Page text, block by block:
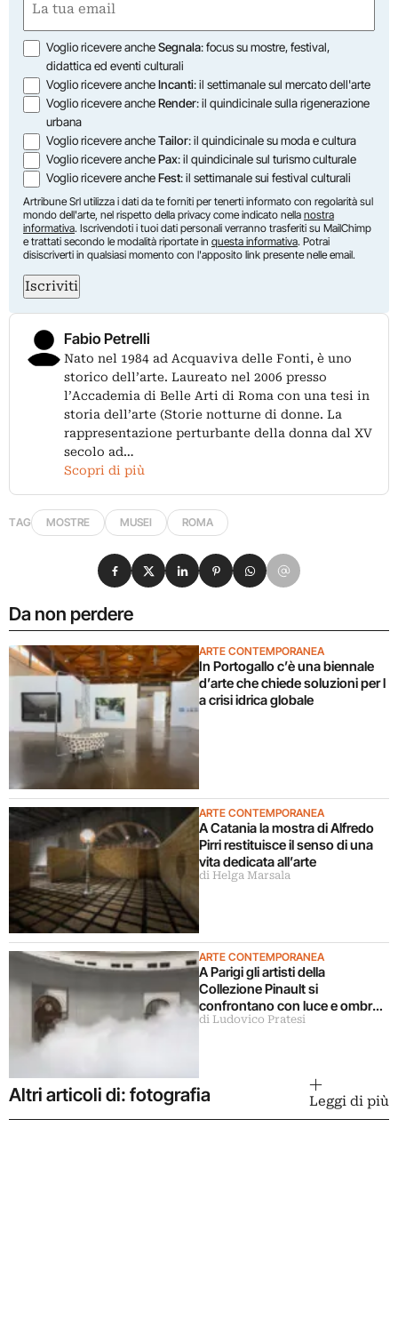
(Obbligatorio)
Opzioni
Voglio ricevere ancheSegnala: focus su mostre, festival,
didattica ed eventi culturali
Voglio ricevere ancheIncanti: il settimanale sul mercato dell'arte
Voglio ricevere ancheRender: il quindicinale sulla rigenerazione
urbana
Voglio ricevere ancheTailor: il quindicinale su moda e cultura
Voglio ricevere anchePax: il quindicinale sul turismo culturale
Voglio ricevere ancheFest: il settimanale sui festival culturali
Artribune Srl utilizza i dati da te forniti per tenerti informato con regolarità sul
mondo dell'arte, nel rispetto della privacy come indicato nella nostra
informativa. Iscrivendoti i tuoi dati personali verranno trasferiti su MailChimp
e trattati secondo le modalità riportate in questa informativa. Potrai
disiscriverti in qualsiasi momento con l'apposito link presente nelle email.
Iscriviti
Fabio Petrelli
Nato nel 1984 ad Acquaviva delle Fonti, è uno
storico dell’arte. Laureato nel 2006 presso
l’Accademia di Belle Arti di Roma con una tesi in
storia dell’arte (Storie notturne di donne. La
rappresentazione perturbante della donna dal XV
secolo ad…
Scopri di più
TAG MOSTRE MUSEI ROMA
Da non perdere
ARTE CONTEMPORANEA
In Portogallo c’è una biennale
d’arte che chiede soluzioni per l
a crisi idrica globale
ARTE CONTEMPORANEA
A Catania la mostra di Alfredo
Pirri restituisce il senso di una
vita dedicata all’arte
di Helga Marsala
ARTE CONTEMPORANEA
A Parigi gli artisti della
Collezione Pinault si
confrontano con luce e ombra
in una grande mostra
di Ludovico Pratesi
Condividi su Facebook
Condividi su X
Condividi su LinkedIn
Condividi su Pinterest
Condividi su WhatsApp
Condividi su Email
Altri articoli di: fotografia Leggi di più